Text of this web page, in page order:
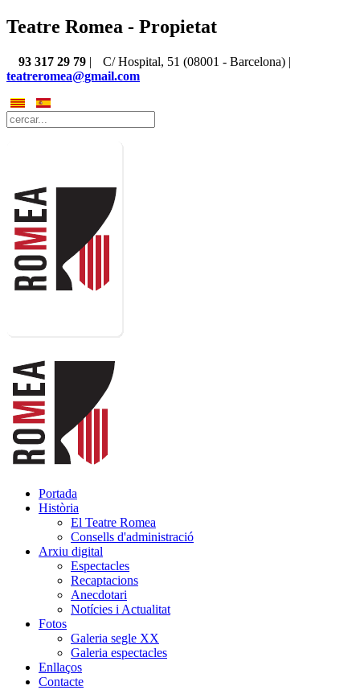
Teatre Romea - Propietat
93 317 29 79 |
C/ Hospital, 51 (08001 - Barcelona) |
teatreromea@gmail.com
Portada
Història
El Teatre Romea
Consells d'administració
Arxiu digital
Espectacles
Recaptacions
Anecdotari
Notícies i Actualitat
Fotos
Galeria segle XX
Galeria espectacles
Enllaços
Contacte